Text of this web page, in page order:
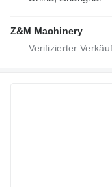
Z&M Machinery